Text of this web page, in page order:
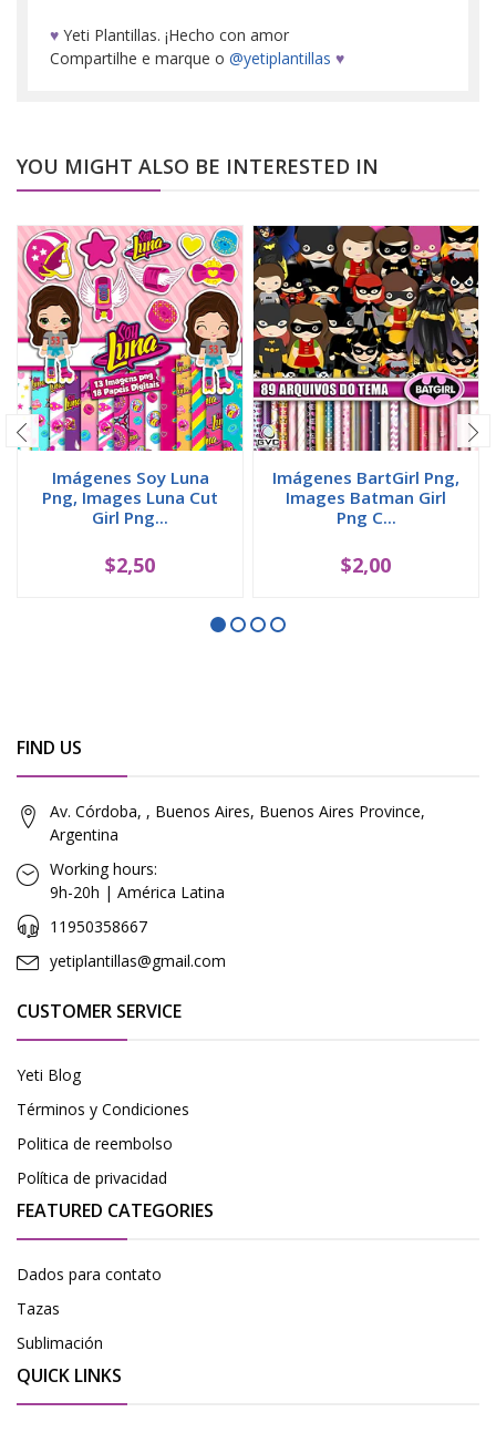
♥ Yeti Plantillas. ¡Hecho con amor
Compartilhe e marque o @yetiplantillas ♥
YOU MIGHT ALSO BE INTERESTED IN
Imágenes Soy Luna
Png, Images Luna Cut
Girl Png...
$2,50
Imágenes BartGirl Png,
Images Batman Girl
Png C...
$2,00
FIND US
Av. Córdoba, , Buenos Aires, Buenos Aires Province,
Argentina
Working hours:
9h-20h | América Latina
11950358667
yetiplantillas@gmail.com
CUSTOMER SERVICE
Yeti Blog
Términos y Condiciones
Politica de reembolso
Política de privacidad
FEATURED CATEGORIES
Dados para contato
Tazas
Sublimación
QUICK LINKS